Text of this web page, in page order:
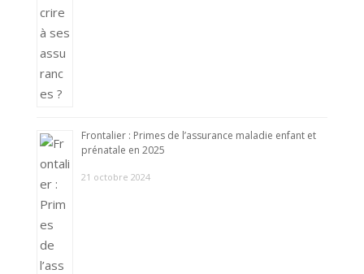
Frontalier : Primes de l’assurance maladie enfant et
prénatale en 2025
21 octobre 2024